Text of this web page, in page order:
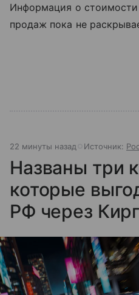
Информация о
продаж пока не
22 минуты назад Источник:
Названы три
которые
РФ через